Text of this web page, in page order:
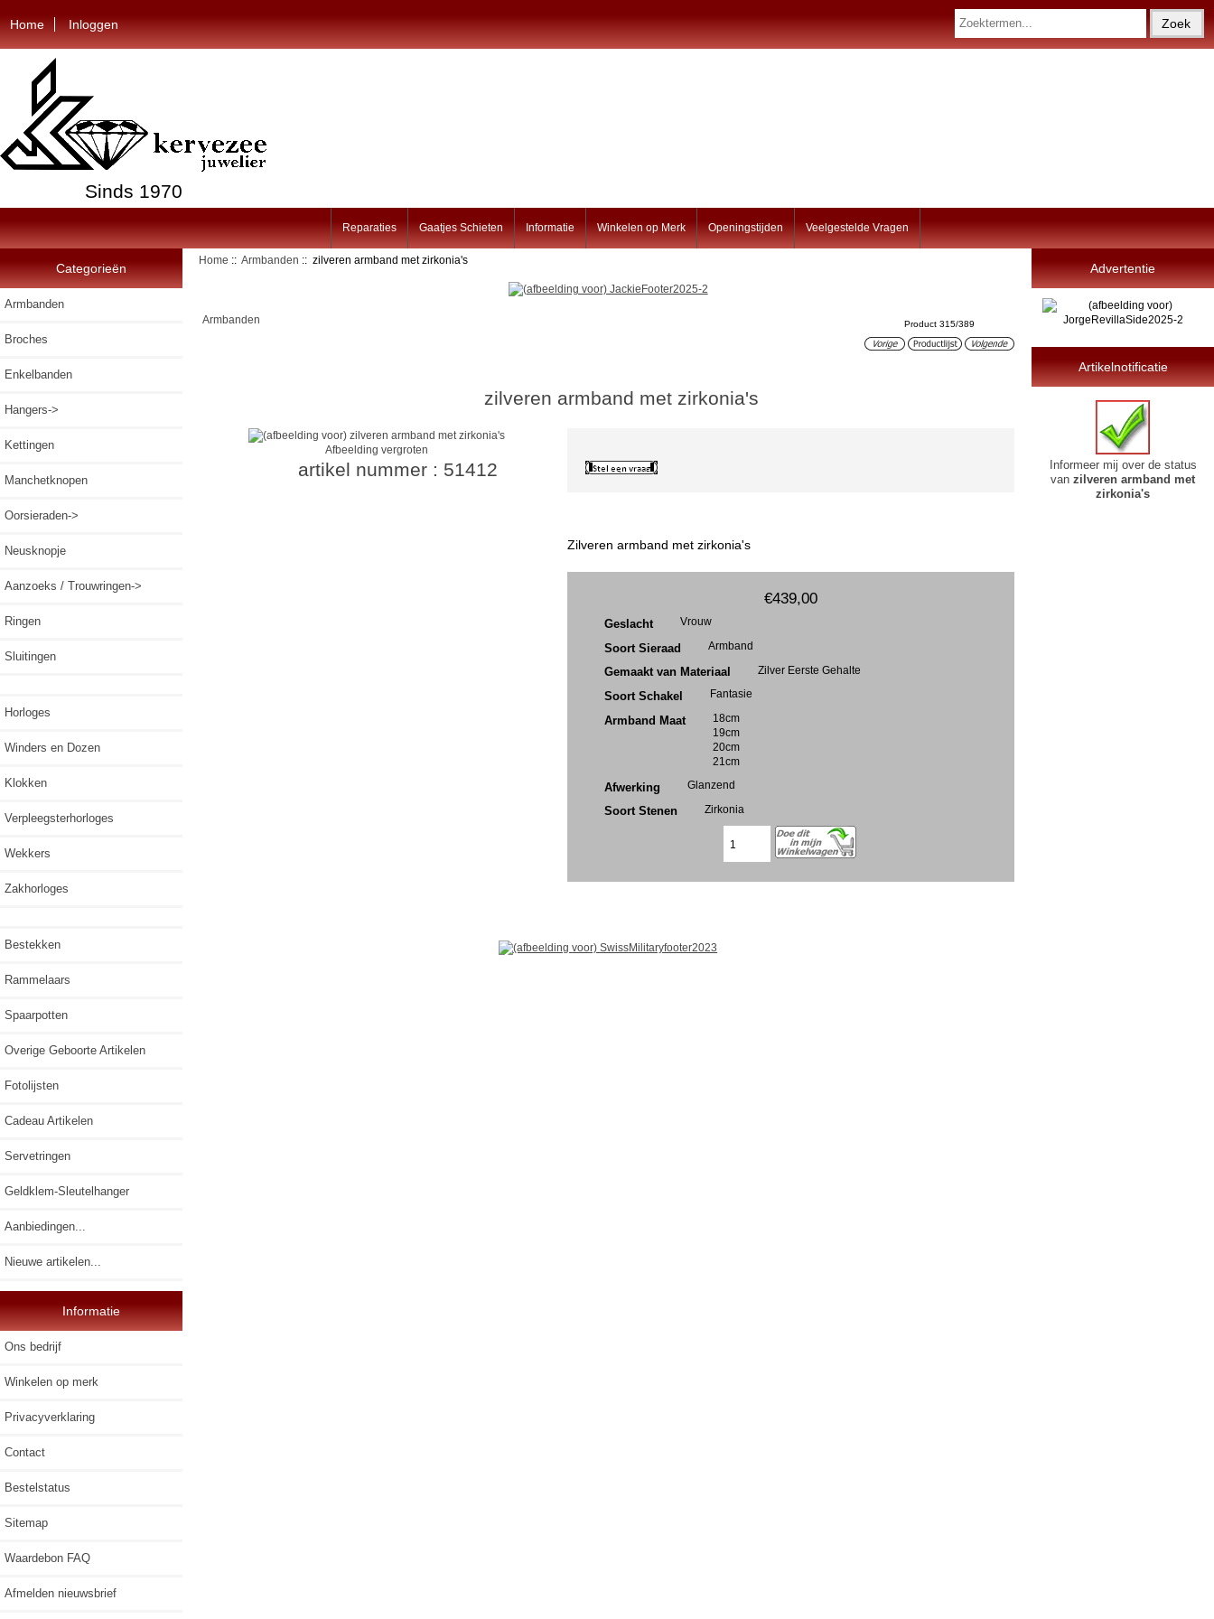
Home Inloggen
Sinds 1970
Reparaties Gaatjes Schieten Informatie Winkelen op Merk Openingstijden Veelgestelde Vragen
Categorieën
Armbanden
Broches
Enkelbanden
Hangers->
Kettingen
Manchetknopen
Oorsieraden->
Neusknopje
Aanzoeks / Trouwringen->
Ringen
Sluitingen
Horloges
Winders en Dozen
Klokken
Verpleegsterhorloges
Wekkers
Zakhorloges
Bestekken
Rammelaars
Spaarpotten
Overige Geboorte Artikelen
Fotolijsten
Cadeau Artikelen
Servetringen
Geldklem-Sleutelhanger
Aanbiedingen...
Nieuwe artikelen...
Informatie
Ons bedrijf
Winkelen op merk
Privacyverklaring
Contact
Bestelstatus
Sitemap
Waardebon FAQ
Afmelden nieuwsbrief
Home ::Armbanden :: zilveren armband met zirkonia's
Armbanden Product 315/389
zilveren armband met zirkonia's
Afbeelding vergroten
artikel nummer : 51412
Zilveren armband met zirkonia's
€439,00
Geslacht Vrouw
Soort Sieraad Armband
Gemaakt van Materiaal Zilver Eerste Gehalte
Soort Schakel Fantasie
Armband Maat
18cm
19cm
20cm
21cm
Afwerking Glanzend
Soort Stenen Zirkonia
Advertentie
Artikelnotificatie
Informeer mij over de status
vanzilveren armband met
zirkonia's